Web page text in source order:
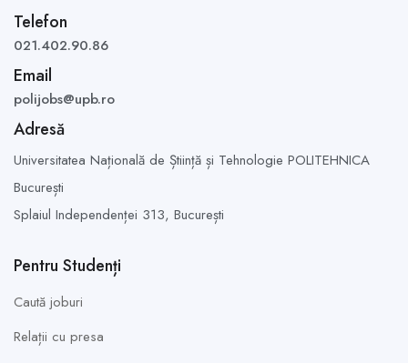
Telefon
021.402.90.86
Email
polijobs@upb.ro
Adresă
Universitatea Națională de Știință și Tehnologie POLITEHNICA
București
Splaiul Independenței 313, București
Pentru Studenți
Caută joburi
Relații cu presa